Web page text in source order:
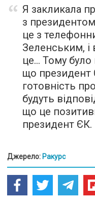
Я закликала
з
це з
Зеленським, і
це… Тому було
що президент
готовність
будуть
що це
президент ЄК.
Джерело: Ракурс